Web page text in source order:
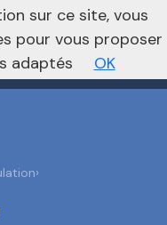
Vers le site national
›
sur ce site, vous
pour vous proposer
adaptés
OK